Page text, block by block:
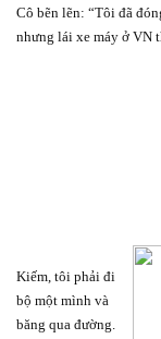
Cô bẽn lẽn: “Tôi đã
nhưng lái xe máy ở VN
Kiếm, tôi phải đi
bộ một mình và
băng qua đường.